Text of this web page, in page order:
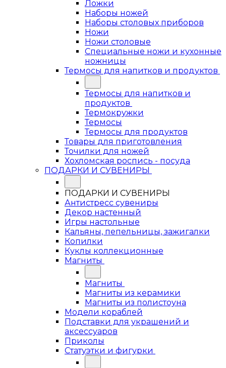
Ложки
Наборы ножей
Наборы столовых приборов
Ножи
Ножи столовые
Специальные ножи и кухонные
ножницы
Термосы для напитков и продуктов
Термосы для напитков и
продуктов
Термокружки
Термосы
Термосы для продуктов
Товары для приготовления
Точилки для ножей
Хохломская роспись - посуда
ПОДАРКИ И СУВЕНИРЫ
ПОДАРКИ И СУВЕНИРЫ
Антистресс сувениры
Декор настенный
Игры настольные
Кальяны, пепельницы, зажигалки
Копилки
Куклы коллекционные
Магниты
Магниты
Магниты из керамики
Магниты из полистоуна
Модели кораблей
Подставки для украшений и
аксессуаров
Приколы
Статуэтки и фигурки